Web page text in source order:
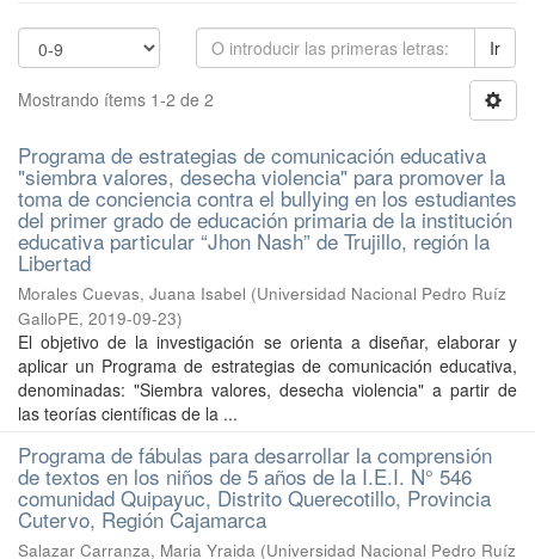
Ir
Mostrando ítems 1-2 de 2
Programa de estrategias de comunicación educativa
"siembra valores, desecha violencia" para promover la
toma de conciencia contra el bullying en los estudiantes
del primer grado de educación primaria de la institución
educativa particular “Jhon Nash” de Trujillo, región la
Libertad
Morales Cuevas, Juana Isabel (Universidad Nacional Pedro Ruíz
GalloPE, 2019-09-23)
El objetivo de la investigación se orienta a diseñar, elaborar y
aplicar un Programa de estrategias de comunicación educativa,
denominadas: "Siembra valores, desecha violencia" a partir de
las teorías científicas de la ...
Programa de fábulas para desarrollar la comprensión
de textos en los niños de 5 años de la I.E.I. N° 546
comunidad Quipayuc, Distrito Querecotillo, Provincia
Cutervo, Región Cajamarca
Salazar Carranza, Maria Yraida (Universidad Nacional Pedro Ruíz